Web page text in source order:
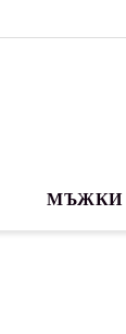
МЪЖКИ